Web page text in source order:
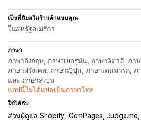
เป็นที่นิยมในร้านค้าแบบคุณ
ในสหรัฐอเมริกา
ภาษา
ภาษาอังกฤษ, ภาษาเยอรมัน, ภาษาอิตาลี, ภา
ภาษาฝรั่งเศส, ภาษาญี่ปุ่น, ภาษาเดนมาร์ก,
และ ภาษาสเปน
แอปนี้ไม่ได้แปลเป็นภาษาไทย
ใช้ได้กับ
ส่วนผู้ดูแล Shopify GemPages Judge.me